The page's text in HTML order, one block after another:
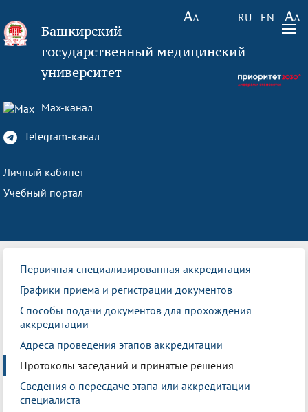
RU EN
Башкирский
государственный медицинский
университет
Max-канал
Telegram-канал
Личный кабинет
Учебный портал
Первичная специализированная аккредитация
Графики приема и регистрации документов
Способы подачи документов для прохождения
аккредитации
Адреса проведения этапов аккредитации
Протоколы заседаний и принятые решения
Сведения о пересдаче этапа или аккредитации
специалиста